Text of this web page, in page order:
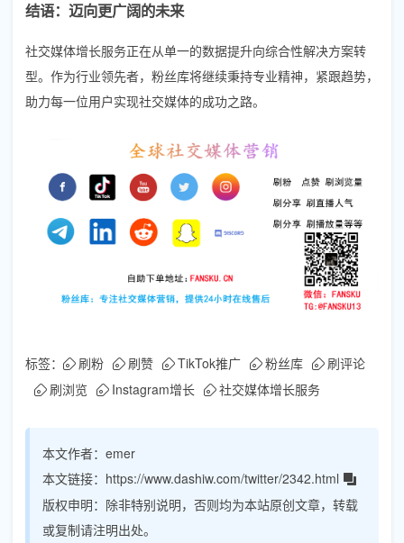
结语：迈向更广阔的未来
社交媒体增长服务正在从单一的数据提升向综合性解决方案转
型。作为行业领先者，粉丝库将继续秉持专业精神，紧跟趋势，
助力每一位用户实现社交媒体的成功之路。
标签： 刷粉 刷赞 TikTok推广 粉丝库
刷评论
刷浏览
Instagram增长 社交媒体增长服务
本文作者： emer
本文链接： https://www.dashiw.com/twitter/2342.html
版权申明： 除非特别说明，否则均为本站原创文章，转载
或复制请注明出处。